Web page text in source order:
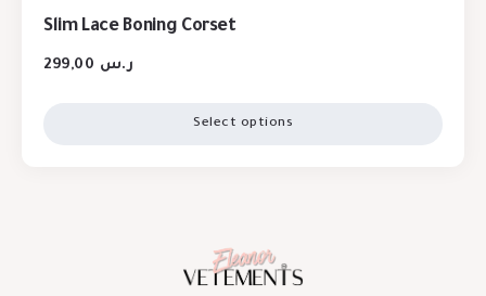
Slim Lace Boning Corset
ر.س
Select options